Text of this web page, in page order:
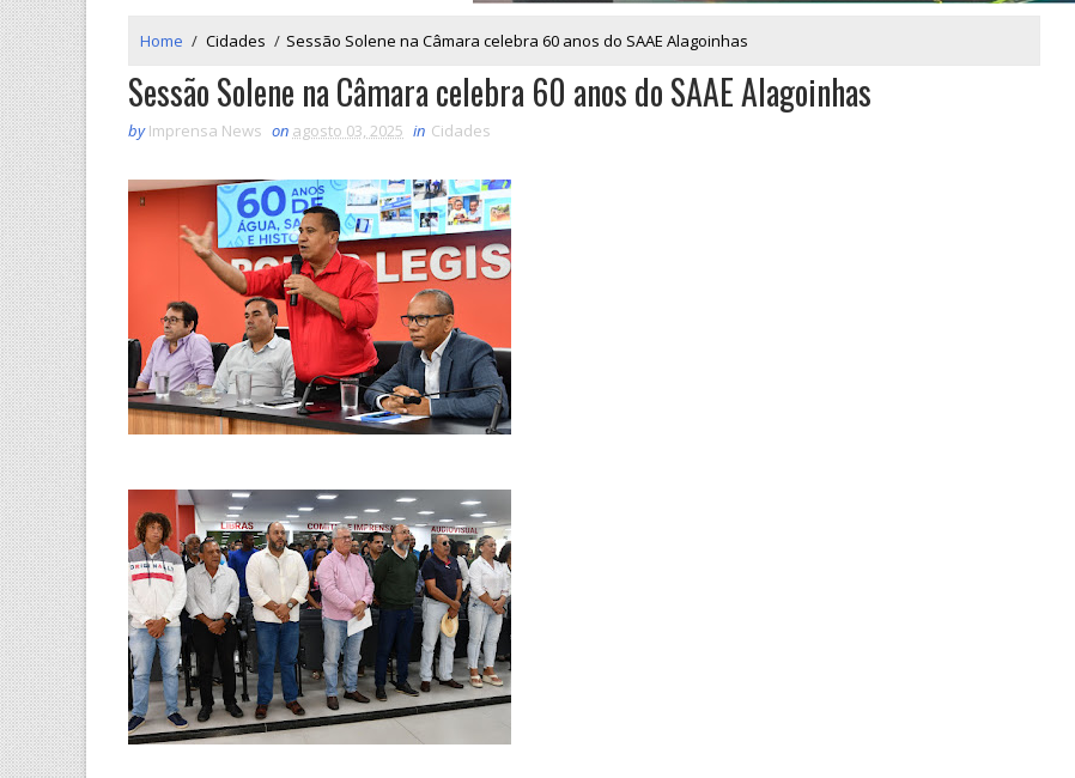
Home / Cidades / Sessão Solene na Câmara celebra 60 anos do SAAE Alagoinhas
Sessão Solene na Câmara celebra 60 anos do SAAE Alagoinhas
by Imprensa News on agosto 03, 2025 in Cidades